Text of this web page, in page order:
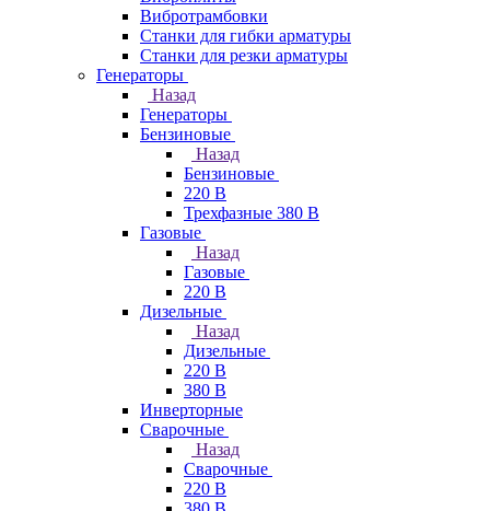
Вибротрамбовки
Станки для гибки арматуры
Станки для резки арматуры
Генераторы
Назад
Генераторы
Бензиновые
Назад
Бензиновые
220 В
Трехфазные 380 В
Газовые
Назад
Газовые
220 В
Дизельные
Назад
Дизельные
220 В
380 В
Инверторные
Сварочные
Назад
Сварочные
220 В